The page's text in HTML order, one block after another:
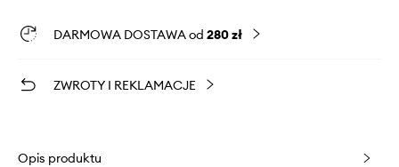
DARMOWA DOSTAWA od 280 zł
ZWROTY I REKLAMACJE
Opis produktu